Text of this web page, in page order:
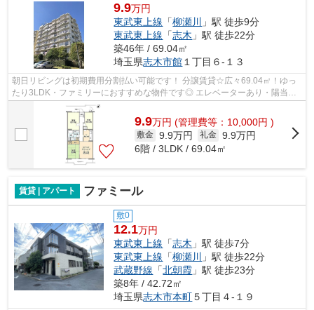
9.9万円
東武東上線 「柳瀬川
」駅 徒歩9分
東武東上線 「志木 」駅 徒歩22分
築46年 / 69.04㎡
埼玉県志木市館１丁目６-１３
朝日リビングは初期費用分割払い可能です！ 分譲賃貸☆広々69.04㎡！ゆっ
たり3LDK・ファミリーにおすすめな物件です◎ エレベーターあり・陽当た
り良好◎ 周辺には小学校・中学校・公園・...
9.9万円 (管理費等：10,000円 )
敷金 9.9万円 礼金 9.9万円
6階 / 3LDK / 69.04㎡
賃貸 | アパート ファミール
敷0
12.1万円
東武東上線 「志木 」駅 徒歩7分
東武東上線 「柳瀬川
」駅 徒歩22分
武蔵野線 「北朝霞 」駅 徒歩23分
築8年 / 42.72㎡
埼玉県志木市本町５丁目４-１９